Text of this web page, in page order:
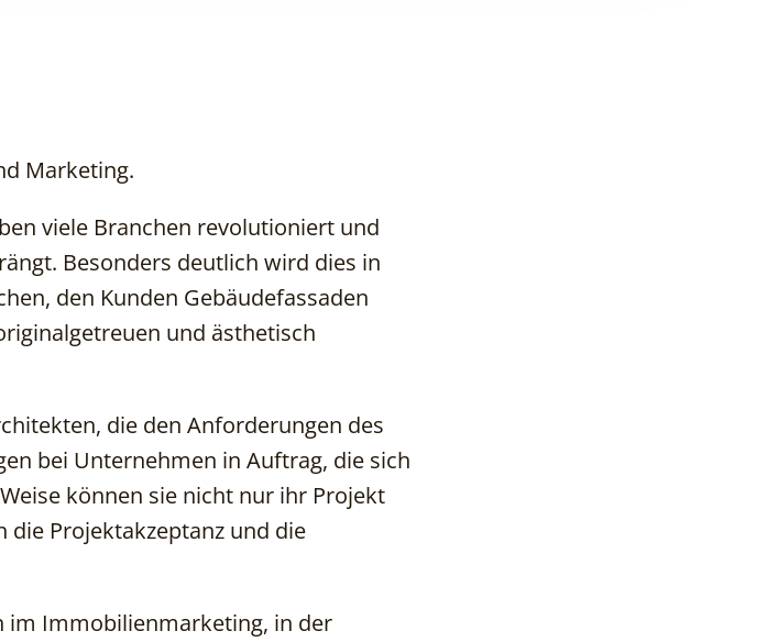
Marketing.
viele Branchen revolutioniert und
Besonders deutlich wird dies in
den Kunden Gebäudefassaden
und ästhetisch
die den Anforderungen des
bei Unternehmen in Auftrag, die sich
können sie nicht nur ihr Projekt
Projektakzeptanz und die
im Immobilienmarketing, in der